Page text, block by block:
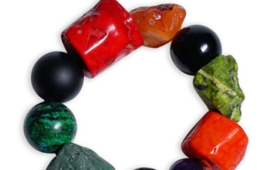
Mulighederne
kan
vælges
varesiden